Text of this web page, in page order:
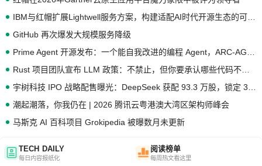
GitHub 再次爆发大规模服务降级
潮起潮落，你我仍在 | 2026 腾讯云粤港澳大湾区架构师峰会
马斯克 AI 百科项目 Grokipedia 被曝数月未更新
TECH DAILY
每日内容报纸化
阅读榜单
每周热文看这里